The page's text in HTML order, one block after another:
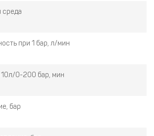
среда
при 1 бар, л/мин
10л/0-200 бар, мин
бар